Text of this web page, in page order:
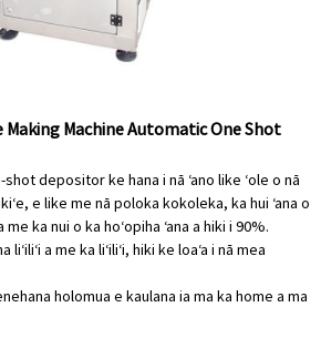
Making Machine Automatic One Shot
shot depositor ke hana i nā ʻano like ʻole o nā
e like me nā poloka kokoleka, ka hui ʻana o
ka nui o ka hoʻopiha ʻana a hiki i 90%.
liʻiliʻi a me ka liʻiliʻi, hiki ke loaʻa i nā mea
holomua e kaulana ia ma ka home a ma